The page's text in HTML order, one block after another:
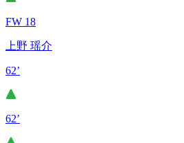
FW 18
上野 瑶介
62’
62’